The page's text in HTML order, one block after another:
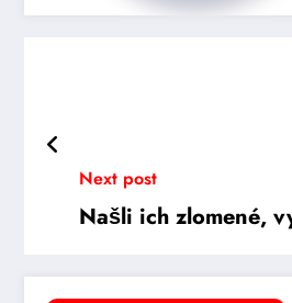
Next post
Našli ich zlomené,